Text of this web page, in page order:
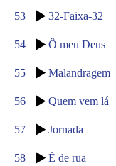
53 32-Faixa-32
54 Ô meu Deus
55 Malandragem
56 Quem vem lá
57 Jornada
58 É de rua